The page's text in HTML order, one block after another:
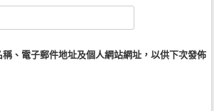
稱、電子郵件地址及個人網站網址，以供下次發佈